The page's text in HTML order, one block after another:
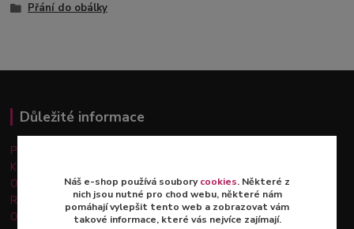
Přání do obálky
Důležité informace
Platba a doprava
Kontakty
Obchodní podmínky
Reklamace a vrácení zboží
Ochrana osobních údajů
Náš e-shop používá souborycookies. Některé z
nich jsou nutné pro chod webu, některé nám
pomáhají vylepšit tento web a zobrazovat vám
takové informace, které vás nejvíce zajímají.